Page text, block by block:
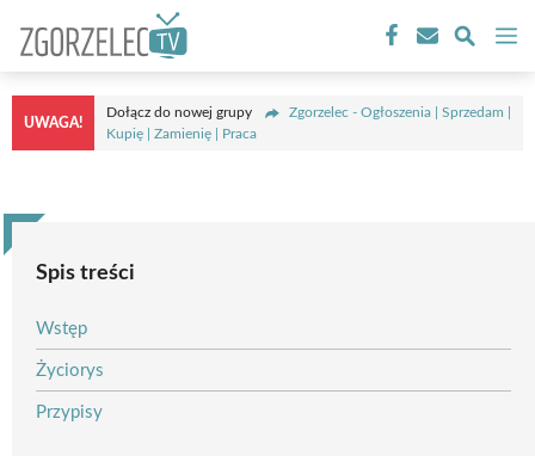
treści
UWAGA!
Dołącz do nowej grupy
Zgorzelec - Ogłoszenia | Sprzedam |
Kupię | Zamienię | Praca
Spis treści
Wstęp
Życiorys
Przypisy